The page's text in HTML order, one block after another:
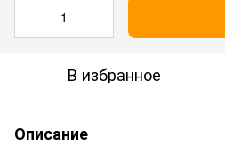
В избранное
Описание